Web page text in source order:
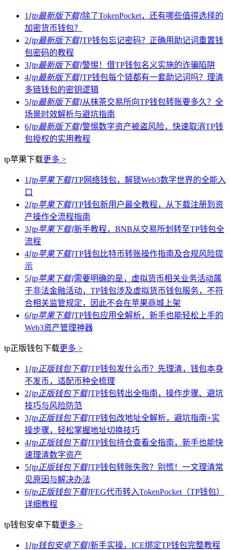
1 [tp最新版下载]除了TokenPocket，还有哪些值得选择的
加密货币钱包？
2[tp最新版下载]TP钱包忘记密码？正确用助记词重置钱
包密码的教程
3[tp最新版下载]警惕！借TP钱包名义实施的诈骗陷阱
4[tp最新版下载]TP钱包每个链都有一套助记词吗？理清
多链钱包的密钥逻辑
5[tp最新版下载]从抹茶交易所向TP钱包转账要多久？全
场景时效解析与避坑指南
6[tp最新版下载]警惕数字资产被盗风险，快速取消TP钱
包授权的实用教程
tp苹果下载更多 >
1 [tp苹果下载]TP网络钱包，解锁Web3数字世界的全能入
口
2[tp苹果下载]TP钱包新用户最全教程，从下载注册到资
产操作全流程指南
3[tp苹果下载]新手教程，BNB从交易所划转至TP钱包全
流程
4[tp苹果下载]TP钱包比特币转账操作指南及合规风险提
示
5[tp苹果下载]需要明确的是，虚拟货币相关业务活动属
于非法金融活动，TP钱包涉及虚拟货币钱包服务，不符
合相关监管规定，因此不会在苹果商城上架
6[tp苹果下载]TP钱包应用全解析，新手也能轻松上手的
Web3资产管理神器
tp正版钱包下载更多 >
1 [tp正版钱包下载]TP钱包发什么币？先理清，钱包本身
不发币，适配币种全梳理
2[tp正版钱包下载]TP钱包转出全指南，操作步骤、避坑
技巧与风险防范
3[tp正版钱包下载]TP钱包改地址全解析，避坑指南+实
操步骤，轻松掌握地址切换技巧
4[tp正版钱包下载]TP钱包持仓查看全指南，新手也能快
速理清数字资产
5[tp正版钱包下载]TP钱包转账失败？别慌！一文理清常
见原因与解决办法
6[tp正版钱包下载]FEG代币转入TokenPocket（TP钱包）
详细教程
tp钱包安卓下载更多 >
1 [tp钱包安卓下载]新手实操，ICE绑定TP钱包完整教程